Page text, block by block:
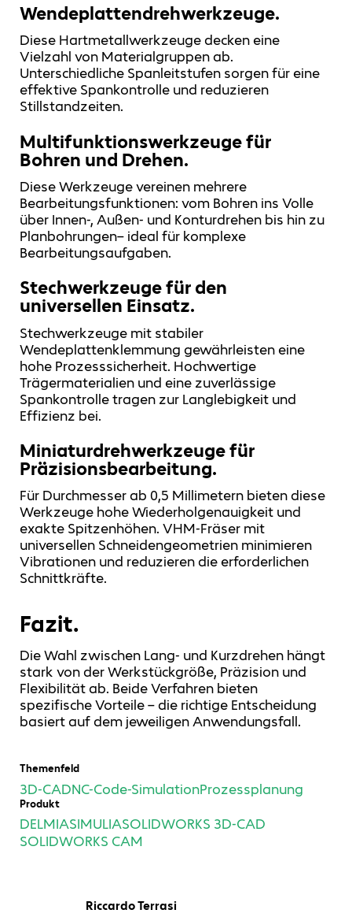
Themenfeld
3D-CADNC-Code-SimulationProzessplanung
Produkt
DELMIASIMULIASOLIDWORKS 3D-CAD
SOLIDWORKS CAM
Wendeplattendrehwerkzeuge.
Diese Hartmetallwerkzeuge decken eine
Vielzahl von Materialgruppen ab.
Unterschiedliche Spanleitstufen sorgen für eine
effektive Spankontrolle und reduzieren
Stillstandzeiten.
Multifunktionswerkzeuge für
Bohren und Drehen.
Diese Werkzeuge vereinen mehrere
Bearbeitungsfunktionen: vom Bohren ins Volle
über Innen-, Außen- und Konturdrehen bis hin zu
Planbohrungen– ideal für komplexe
Bearbeitungsaufgaben.
Stechwerkzeuge für den
universellen Einsatz.
Stechwerkzeuge mit stabiler
Wendeplattenklemmung gewährleisten eine
hohe Prozesssicherheit. Hochwertige
Trägermaterialien und eine zuverlässige
Spankontrolle tragen zur Langlebigkeit und
Effizienz bei.
Miniaturdrehwerkzeuge für
Präzisionsbearbeitung.
Für Durchmesser ab 0,5 Millimetern bieten diese
Werkzeuge hohe Wiederholgenauigkeit und
exakte Spitzenhöhen. VHM-Fräser mit
universellen Schneidengeometrien minimieren
Vibrationen und reduzieren die erforderlichen
Schnittkräfte.
Fazit.
Die Wahl zwischen Lang- und Kurzdrehen hängt
stark von der Werkstückgröße, Präzision und
Flexibilität ab. Beide Verfahren bieten
spezifische Vorteile – die richtige Entscheidung
basiert auf dem jeweiligen Anwendungsfall.
Riccardo Terrasi